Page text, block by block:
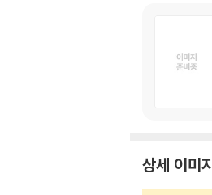
상세 이미지